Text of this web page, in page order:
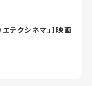
テクシネマ」】映画